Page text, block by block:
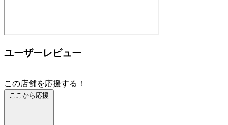
ユーザーレビュー
この店舗を応援する！
ここから応援